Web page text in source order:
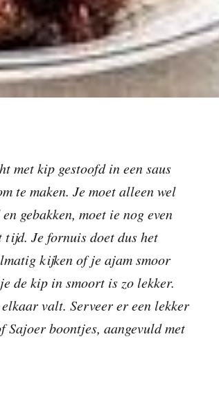
met kip gestoofd in een saus
te maken. Je moet alleen wel
gebakken, moet ie nog even
tijd. Je fornuis doet dus het
kijken of je ajam smoor
de kip in smoort is zo lekker.
valt. Serveer er een lekker
boontjes, aangevuld met